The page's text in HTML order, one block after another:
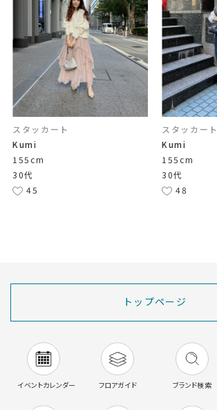
スタッカート
Kumi
155cm
30代
45
スタッカート
Kumi
155cm
30代
48
トップページ
イベントカレンダー フロアガイド ブランド検索